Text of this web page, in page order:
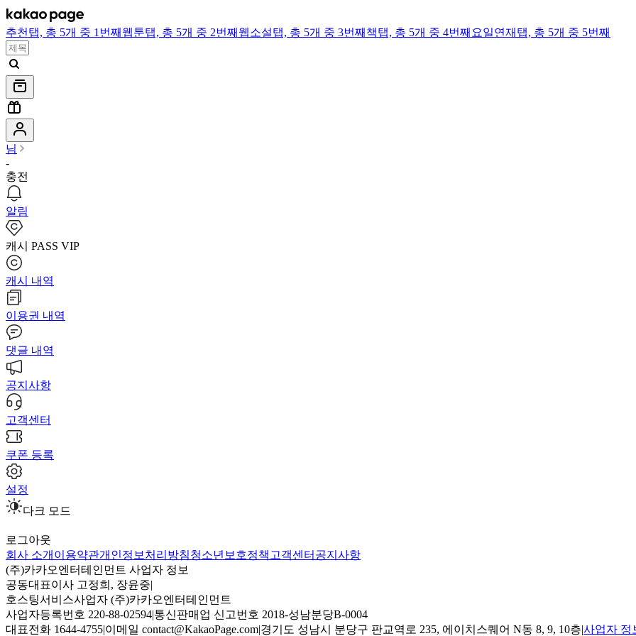
추천 탭, 총 5개 중 1번째 웹툰탭, 총 5개 중 2번째 웹소설탭, 총 5개 중 3번째 책탭, 총 5개 중 4번째 요일연재 탭, 총 5개 중 5번째
님
-
충전
알림
캐시 PASS VIP
캐시 내역
이용권 내역
댓글 내역
공지사항
고객센터
쿠폰 등록
설정
다크 모드
로그아웃
회사 소개 이용약관개인정보처리방침청소년보호정책 고객센터 공지사항
(주)카카오엔터테인먼트 사업자 정보
공동대표이사 고정희, 장윤중|
호스팅서비스사업자 (주)카카오엔터테인먼트
사업자등록번호 220-88-02594|통신판매업 신고번호 2018-성남분당B-0004
대표전화 1644-4755|이메일 contact@KakaoPage.com|경기도 성남시 분당구 판교역로 235, 에이치스퀘어 N동 8, 9, 10층|사업자 정